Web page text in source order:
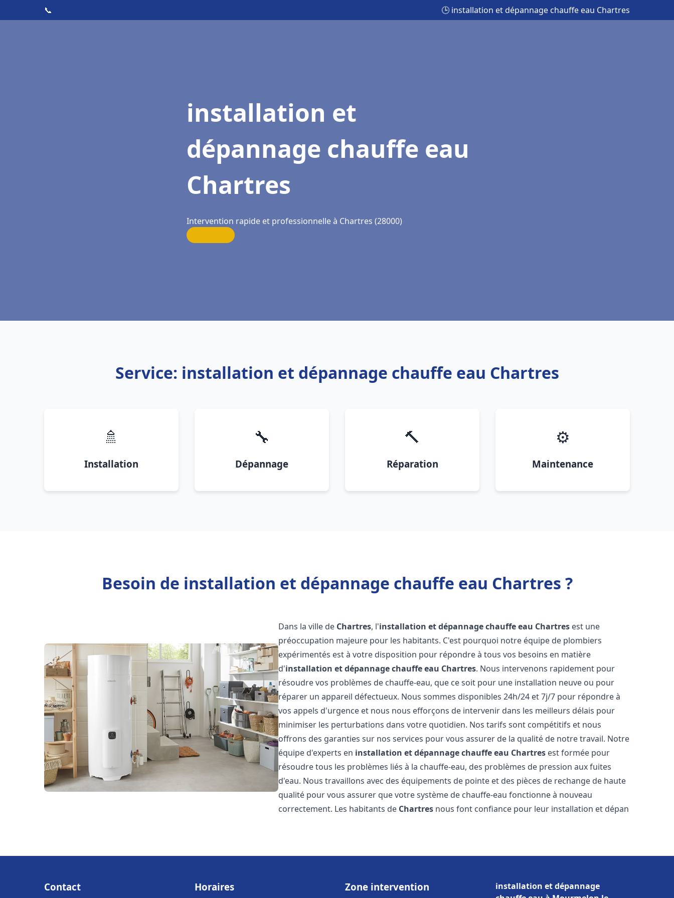
📞 🕒 installation et dépannage chauffe eau Chartres
installation et
dépannage chauffe eau
Chartres
Intervention rapide et professionnelle à Chartres (28000)
Service: installation et dépannage chauffe eau Chartres
🚿
Installation
🔧
Dépannage
🔨
Réparation
⚙️
Maintenance
Besoin de installation et dépannage chauffe eau Chartres ?
Dans la ville de Chartres, l'installation et dépannage chauffe eau Chartres est une
préoccupation majeure pour les habitants. C'est pourquoi notre équipe de plombiers
expérimentés est à votre disposition pour répondre à tous vos besoins en matière
d'installation et dépannage chauffe eau Chartres. Nous intervenons rapidement pour
résoudre vos problèmes de chauffe-eau, que ce soit pour une installation neuve ou pour
réparer un appareil défectueux. Nous sommes disponibles 24h/24 et 7j/7 pour répondre à
vos appels d'urgence et nous nous efforçons de intervenir dans les meilleurs délais pour
minimiser les perturbations dans votre quotidien. Nos tarifs sont compétitifs et nous
offrons des garanties sur nos services pour vous assurer de la qualité de notre travail. Notre
équipe d'experts en installation et dépannage chauffe eau Chartres est formée pour
résoudre tous les problèmes liés à la chauffe-eau, des problèmes de pression aux fuites
d'eau. Nous travaillons avec des équipements de pointe et des pièces de rechange de haute
qualité pour vous assurer que votre système de chauffe-eau fonctionne à nouveau
correctement. Les habitants de Chartres nous font confiance pour leur installation et dépan
Contact Horaires Zone intervention
installation et dépannage